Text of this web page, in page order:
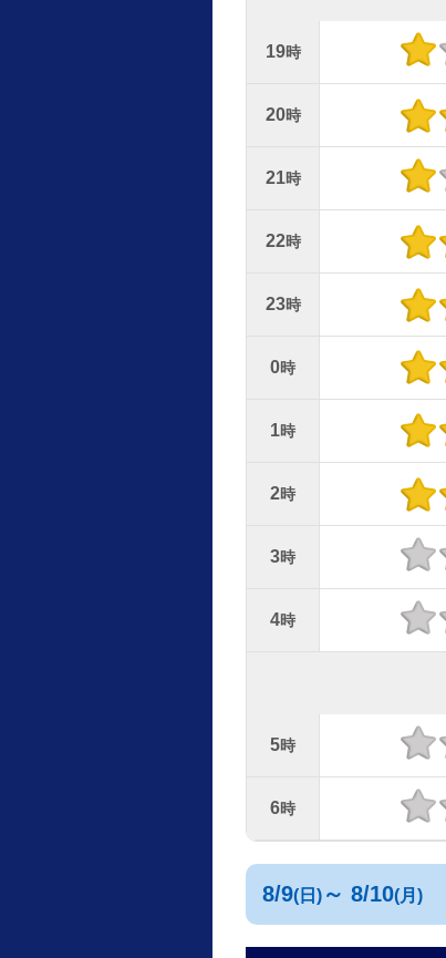
19時
20時
21時
22時
23時
0時
1時
2時
3時
4時
5時
6時
8/9(日) ～ 8/10(月)